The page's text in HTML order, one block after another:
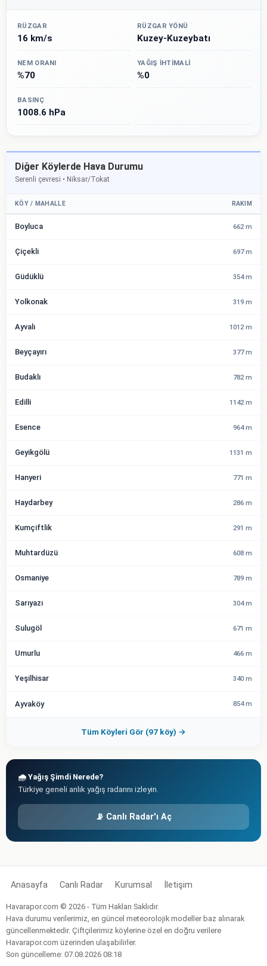
RÜZGAR
16 km/s
RÜZGAR YÖNÜ
Kuzey-Kuzeybatı
NEM ORANI
%70
YAĞIŞ İHTIMALI
%0
BASINÇ
1008.6 hPa
Diğer Köylerde Hava Durumu
Serenli çevresi • Niksar/Tokat
KÖY / MAHALLE RAKIM
Boyluca 662 m
Çiçekli 697 m
Güdüklü 354 m
Yolkonak 319 m
Ayvalı 1012 m
Beyçayırı 377 m
Budaklı 782 m
Edilli 1142 m
Esence 964 m
Geyikgölü 1131 m
Hanyeri 771 m
Haydarbey 286 m
Kumçiftlik 291 m
Muhtardüzü 608 m
Osmaniye 789 m
Sarıyazı 304 m
Sulugöl 671 m
Umurlu 466 m
Yeşilhisar 340 m
Ayvaköy 854 m
Tüm Köyleri Gör (97 köy) →
🌧️ Yağış Şimdi Nerede?
Türkiye geneli anlık yağış radarını izleyin.
📡 Canlı Radar'ı Aç
Anasayfa Canlı Radar Kurumsal İletişim
Havarapor.com © 2026 - Tüm Hakları Saklıdır.
Hava durumu verilerimiz, en güncel meteorolojik modeller baz alınarak
güncellenmektedir. Çiftçilerimiz köylerine özel en doğru verilere
Havarapor.com üzerinden ulaşabilirler.
Son güncelleme: 07.08.2026 08:18